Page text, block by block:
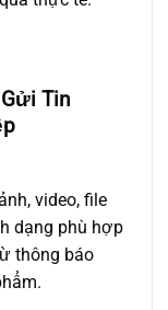
Tin
video, file
dạng phù hợp
thông báo